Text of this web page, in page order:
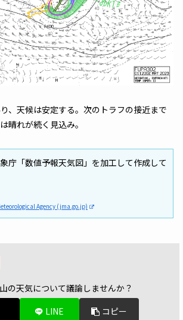
、天候は安定する。次のトラフの接近まで
晴れが続く見込み。
庁「数値予報天気図」を加工して作成して
Agency (jma.go.jp)
の天気について議論しませんか？
LINE コピー